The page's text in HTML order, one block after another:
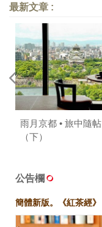
最新文章 :
雨月京都 • 旅中隨帖
（下）
公告欄
簡體新版。《紅茶經》